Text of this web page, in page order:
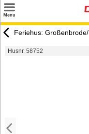
Menu
Tilbud
Feriehus:
Husnr. 58752